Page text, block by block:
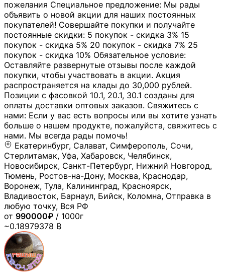
пожелания Специальное предложение: Мы рады
объявить о новой акции для наших постоянных
покупателей! Совершайте покупки и получайте
постоянные скидки: 5 покупок - скидка 3% 15
покупок - скидка 5% 20 покупок - скидка 7% 25
покупок - скидка 10% Обязательное условие:
Оставляйте развернутые отзывы после каждой
покупки, чтобы участвовать в акции. Акция
распространяется на клады до 30,000 рублей.
Позиции с фасовкой 10.1, 20.1, 30.1 созданы для
оплаты доставки оптовых заказов. Свяжитесь с
нами: Если у вас есть вопросы или вы хотите узнать
больше о нашем продукте, пожалуйста, свяжитесь с
нами. Мы всегда рады помочь!
Екатеринбург, Салават, Симферополь, Сочи,
Стерлитамак, Уфа, Хабаровск, Челябинск,
Новосибирск, Санкт-Петербург, Нижний Новгород,
Тюмень, Ростов-на-Дону, Москва, Краснодар,
Воронеж, Тула, Калининград, Красноярск,
Владивосток, Барнаул, Бийск, Коломна, Отправка в
любую точку, Вся РФ
от 990000₽ / 1000г
~0.18979378 ₿